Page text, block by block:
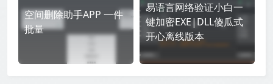
空间删除助手APP 一件
批量
易语言网络验证小白一
键加密EXE|DLL傻瓜式
开心离线版本